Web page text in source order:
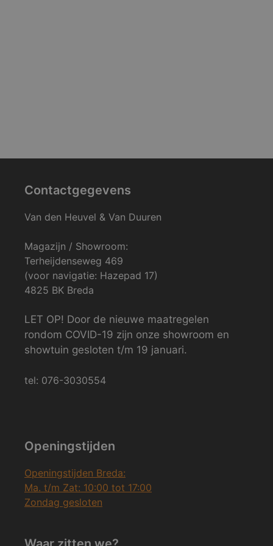
Contactgegevens
Van den Heuvel & Van Duuren
Magazijn / Showroom:
Terheijdenseweg 469
(voor navigatie: Hazepad 17)
4825 BK Breda
LET OP! Door de nieuwe maatregelen
rondom COVID-19 zijn onze showroom en
showtuin gesloten t/m 19 januari.
tel: 076-3030554
Openingstijden
Openingstijden Breda:
Ma. t/m Zat: 10:00 tot 17:00
Zondag gesloten